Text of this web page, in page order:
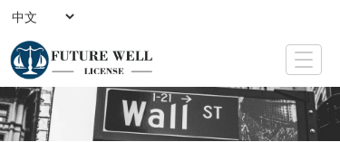
T
o
g
g